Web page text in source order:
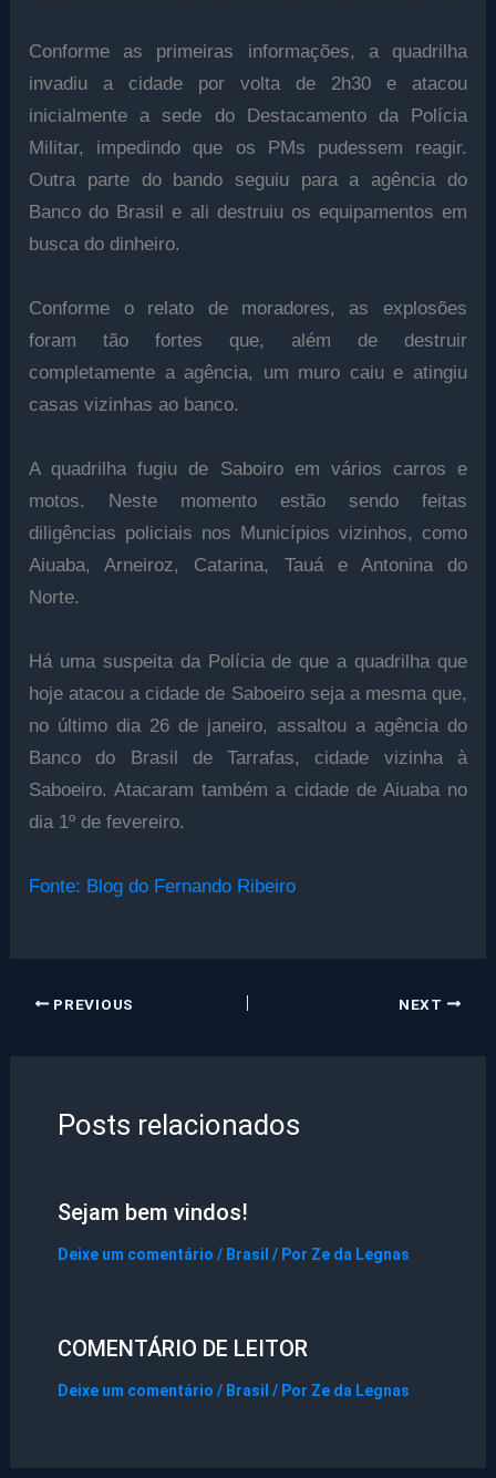
Conforme as primeiras informações, a quadrilha
invadiu a cidade por volta de 2h30 e atacou
inicialmente a sede do Destacamento da Polícia
Militar, impedindo que os PMs pudessem reagir.
Outra parte do bando seguiu para a agência do
Banco do Brasil e ali destruiu os equipamentos em
busca do dinheiro.
Conforme o relato de moradores, as explosões
foram tão fortes que, além de destruir
completamente a agência, um muro caiu e atingiu
casas vizinhas ao banco.
A quadrilha fugiu de Saboiro em vários carros e
motos. Neste momento estão sendo feitas
diligências policiais nos Municípios vizinhos, como
Aiuaba, Arneiroz, Catarina, Tauá e Antonina do
Norte.
Há uma suspeita da Polícia de que a quadrilha que
hoje atacou a cidade de Saboeiro seja a mesma que,
no último dia 26 de janeiro, assaltou a agência do
Banco do Brasil de Tarrafas, cidade vizinha à
Saboeiro. Atacaram também a cidade de Aiuaba no
dia 1º de fevereiro.
Fonte: Blog do Fernando Ribeiro
PREVIOUS NEXT
Posts relacionados
Sejam bem vindos!
Deixe um comentário / Brasil / Por Ze da Legnas
COMENTÁRIO DE LEITOR
Deixe um comentário / Brasil / Por Ze da Legnas